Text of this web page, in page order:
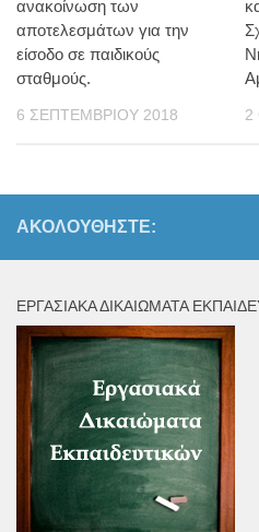
ανακοίνωση των
αποτελεσμάτων για την
είσοδο σε παιδικούς
σταθμούς.
6 ΣΕΠΤΕΜΒΡΊΟΥ 2018 2
ΑΚΟΛΟΥΘΉΣΤΕ:
ΕΡΓΑΣΙΑΚΆ ΔΙΚΑΙΏΜΑΤΑ